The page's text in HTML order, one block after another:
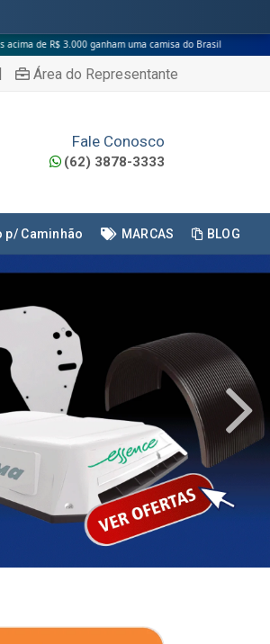
do Brasil
| Área do Representante
Fale Conosco
(62) 3878-3333
Caminhão MARCAS BLOG